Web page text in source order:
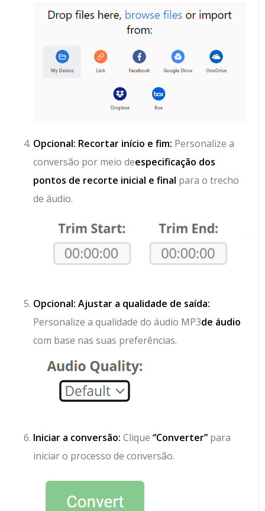
Opcional: Recortar início e fim: Personalize a
conversão por meio deespecificação dos
pontos de recorte inicial e final para o trecho
de áudio.
Opcional: Ajustar a qualidade de saída:
Personalize a qualidade do áudio MP3de áudio
com base nas suas preferências.
Iniciar a conversão: Clique “Converter” para
iniciar o processo de conversão.